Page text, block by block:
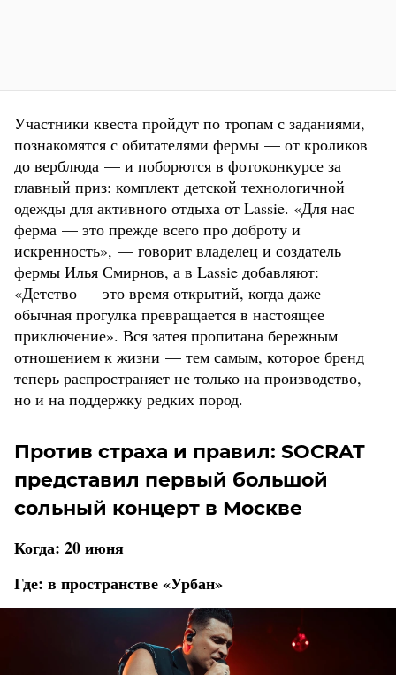
Участники квеста пройдут по тропам с заданиями,
познакомятся с обитателями фермы — от кроликов
до верблюда — и поборются в фотоконкурсе за
главный приз: комплект детской технологичной
одежды для активного отдыха от Lassie. «Для нас
ферма — это прежде всего про доброту и
искренность», — говорит владелец и создатель
фермы Илья Смирнов, а в Lassie добавляют:
«Детство — это время открытий, когда даже
обычная прогулка превращается в настоящее
приключение». Вся затея пропитана бережным
отношением к жизни — тем самым, которое бренд
теперь распространяет не только на производство,
но и на поддержку редких пород.
Против страха и правил: SOCRAT
представил первый большой
сольный концерт в Москве
Когда: 20 июня
Где: в пространстве «Урбан»